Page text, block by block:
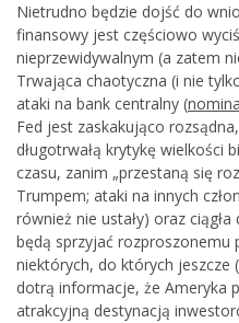
Nietrudno będzie dojść do
finansowy jest częściowo
nieprzewidywalnym (a zatem
Trwająca chaotyczna (i nie
ataki na bank centralny (
Fed jest zaskakująco
długotrwałą krytykę wielkości
czasu, zanim „przestaną się
Trumpem; ataki na innych
również nie ustały) oraz
będą sprzyjać
niektórych, do których jeszcze
dotrą informacje, że Ameryka
atrakcyjną destynacją